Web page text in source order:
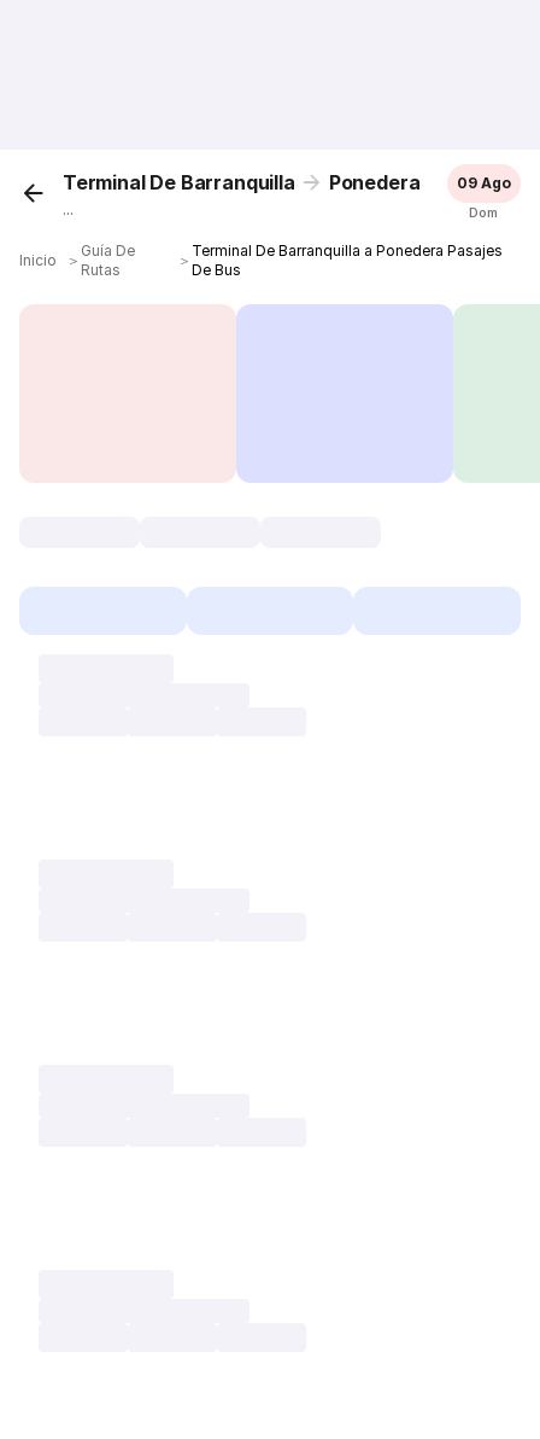
Terminal De Barranquilla Ponedera
...
09 Ago
Dom
Inicio ＞
Guía De
Rutas
＞
Terminal De Barranquilla a Ponedera Pasajes
De Bus